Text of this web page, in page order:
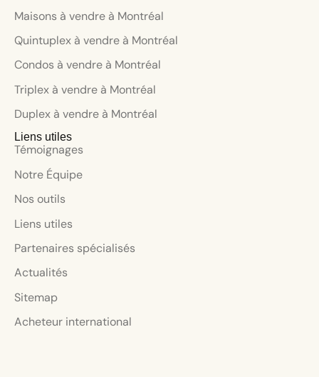
Maisons à vendre à Montréal
Quintuplex à vendre à Montréal
Condos à vendre à Montréal
Triplex à vendre à Montréal
Duplex à vendre à Montréal
Liens utiles
Témoignages
Notre Équipe
Nos outils
Liens utiles
Partenaires spécialisés
Actualités
Sitemap
Acheteur international